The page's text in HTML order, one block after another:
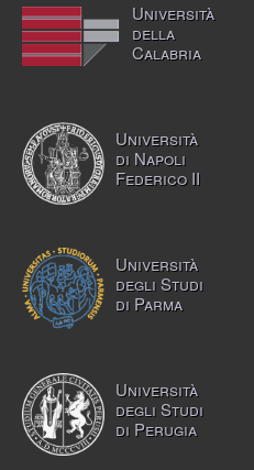
Università
della
Calabria
Università
di Napoli
Federico II
Università
degli Studi
di Parma
Università
degli Studi
di Perugia